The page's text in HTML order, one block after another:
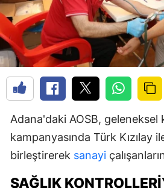
Adana'daki AOSB, geleneksel
kampanyasında Türk Kızılay
birleştirerek sanayi
SAĞLIK